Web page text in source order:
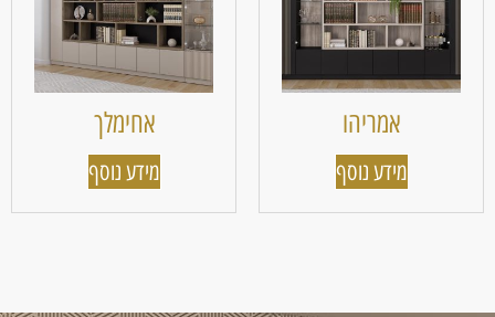
אמריהו
מידע נוסף
אחימלך
מידע נוסף